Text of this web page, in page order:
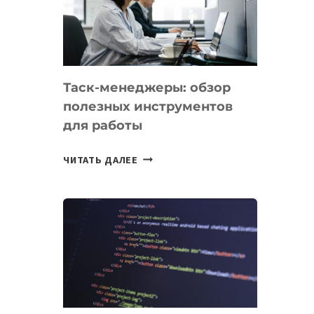
ПО
ИСКУССТВЕННОМУ
ИНТЕЛЛЕКТУ
Таск-менеджеры: обзор
полезных инструментов
для работы
ЧИТАТЬ ДАЛЕЕ ТАСК-
ПОЛЕЗНЫХ
ИНСТРУМЕНТОВ
ДЛЯ
РАБОТЫ